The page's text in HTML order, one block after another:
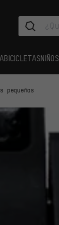
BICICLETASNIÑOS
pequeñas